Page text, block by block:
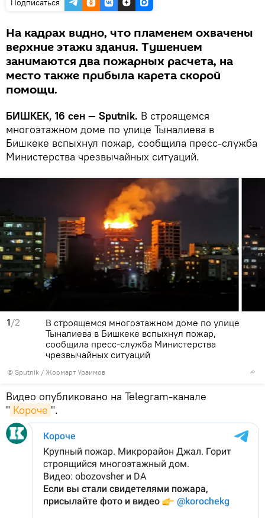
Подписаться
На кадрах видно, что пламенем охвачены
верхние этажи здания. Тушением
занимаются два пожарных расчета, на
место также прибыла карета скорой
помощи.
БИШКЕК, 16 сен — Sputnik. В строящемся
многоэтажном доме по улице Тыналиева в
Бишкеке вспыхнул пожар, сообщила пресс-служба
Министерства чрезвычайных ситуаций.
1/2
© Sputnik / Жоомарт Ураимов
В строящемся многоэтажном доме по улице
Тыналиева в Бишкеке вспыхнул пожар,
сообщила пресс-служба Министерства
чрезвычайных ситуаций
Видео опубликовано на Telegram-канале
" Короче ".